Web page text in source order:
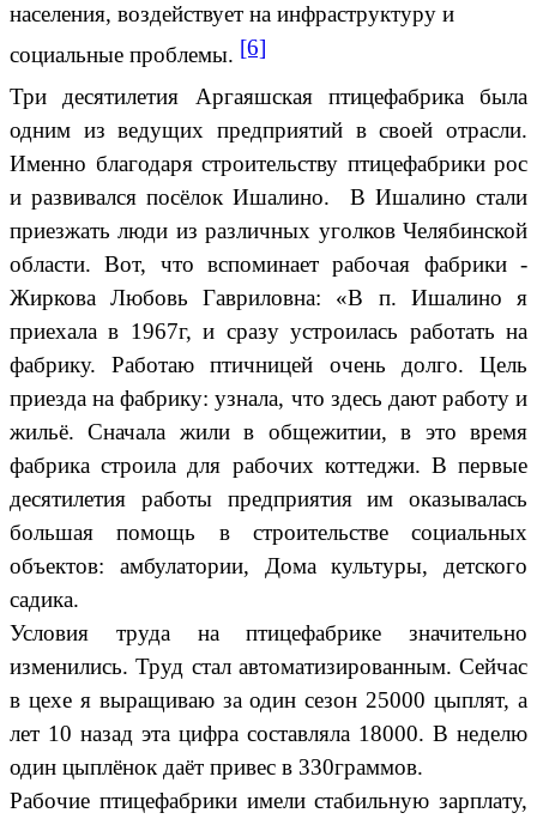
населения, воздействует на инфраструктуру и
социальные проблемы. [6]
Три десятилетия Аргаяшская птицефабрика была
одним из ведущих предприятий в своей отрасли.
Именно благодаря строительству птицефабрики рос
и развивался посёлок Ишалино. В Ишалино стали
приезжать люди из различных уголков Челябинской
области. Вот, что вспоминает рабочая фабрики -
Жиркова Любовь Гавриловна: «В п. Ишалино я
приехала в 1967г, и сразу устроилась работать на
фабрику. Работаю птичницей очень долго. Цель
приезда на фабрику: узнала, что здесь дают работу и
жильё. Сначала жили в общежитии, в это время
фабрика строила для рабочих коттеджи. В первые
десятилетия работы предприятия им оказывалась
большая помощь в строительстве социальных
объектов: амбулатории, Дома культуры, детского
садика.
Условия труда на птицефабрике значительно
изменились. Труд стал автоматизированным. Сейчас
в цехе я выращиваю за один сезон 25000 цыплят, а
лет 10 назад эта цифра составляла 18000. В неделю
один цыплёнок даёт привес в 330граммов.
Рабочие птицефабрики имели стабильную зарплату,